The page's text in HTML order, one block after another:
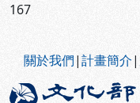
167
關於我們|計畫簡介|